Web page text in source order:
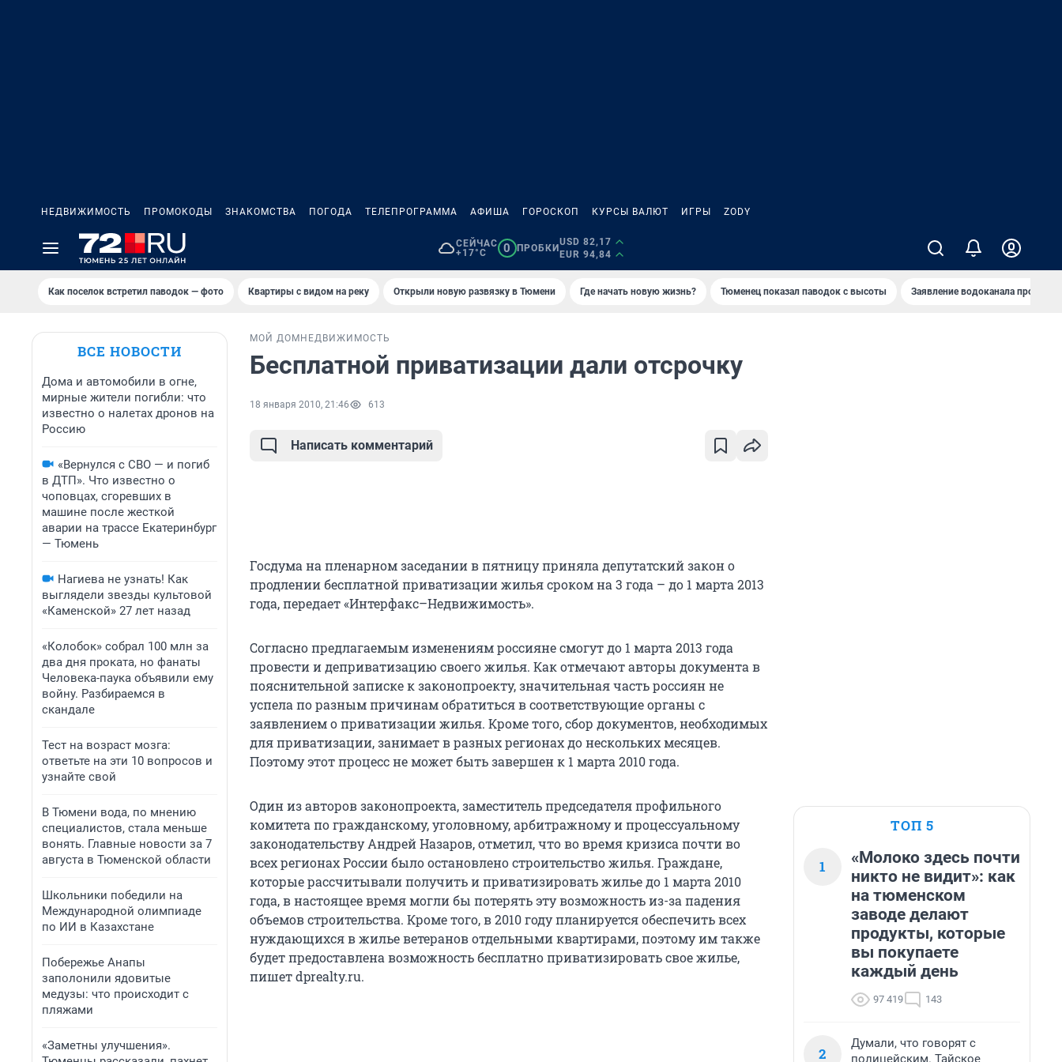
НЕДВИЖИМОСТЬ ПРОМОКОДЫ ЗНАКОМСТВА ПОГОДА ТЕЛЕПРОГРАММА АФИША ГОРОСКОП КУРСЫ ВАЛЮТ ИГРЫ ZODY
СЕЙЧАС
+17°C
0 ПРОБКИ
USD 82,17
EUR 94,84
Как поселок встретил паводок — фото Квартиры с видом на реку Открыли новую развязку в Тюмени Где начать новую жизнь? Тюменец показал паводок с высоты Заявление водоканала про
ВСЕ НОВОСТИ
Дома и автомобили в огне,
мирные жители погибли: что
известно о налетах дронов на
Россию
«Вернулся с СВО — и погиб
в ДТП». Что известно о
чоповцах, сгоревших в
машине после жесткой
аварии на трассе Екатеринбург
— Тюмень
Нагиева не узнать! Как
выглядели звезды культовой
«Каменской» 27 лет назад
«Колобок» собрал 100 млн за
два дня проката, но фанаты
Человека-паука объявили ему
войну. Разбираемся в
скандале
Тест на возраст мозга:
ответьте на эти 10 вопросов и
узнайте свой
В Тюмени вода, по мнению
специалистов, стала меньше
вонять. Главные новости за 7
августа в Тюменской области
Школьники победили на
Международной олимпиаде
по ИИ в Казахстане
Побережье Анапы
заполонили ядовитые
медузы: что происходит с
пляжами
«Заметны улучшения».
МОЙ ДОМ НЕДВИЖИМОСТЬ
Бесплатной приватизации дали отсрочку
18 января 2010, 21:46 613
Написать комментарий
Госдума на пленарном заседании в пятницу приняла депутатский закон о
продлении бесплатной приватизации жилья сроком на 3 года – до 1 марта 2013
года, передает «Интерфакс–Недвижимость».
Согласно предлагаемым изменениям россияне смогут до 1 марта 2013 года
провести и деприватизацию своего жилья. Как отмечают авторы документа в
пояснительной записке к законопроекту, значительная часть россиян не
успела по разным причинам обратиться в соответствующие органы с
заявлением о приватизации жилья. Кроме того, сбор документов, необходимых
для приватизации, занимает в разных регионах до нескольких месяцев.
Поэтому этот процесс не может быть завершен к 1 марта 2010 года.
Один из авторов законопроекта, заместитель председателя профильного
комитета по гражданскому, уголовному, арбитражному и процессуальному
законодательству Андрей Назаров, отметил, что во время кризиса почти во
всех регионах России было остановлено строительство жилья. Граждане,
которые рассчитывали получить и приватизировать жилье до 1 марта 2010
года, в настоящее время могли бы потерять эту возможность из-за падения
объемов строительства. Кроме того, в 2010 году планируется обеспечить всех
нуждающихся в жилье ветеранов отдельными квартирами, поэтому им также
будет предоставлена возможность бесплатно приватизировать свое жилье,
пишет dprealty.ru.
ТОП 5
1
«Молоко здесь почти
никто не видит»: как
на тюменском
заводе делают
продукты, которые
вы покупаете
каждый день
97 419 143
2
Думали, что говорят с
полицейским. Тайское